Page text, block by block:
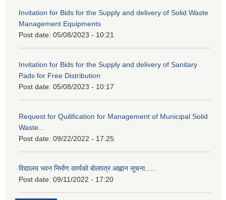
Invitation for Bids for the Supply and delivery of Solid Waste
Management Equipments
Post date: 05/08/2023 - 10:21
Invitation for Bids for the Supply and delivery of Sanitary
Pads for Free Distribution
Post date: 05/08/2023 - 10:17
Request for Quilification for Management of Municipal Solid
Waste...
Post date: 09/22/2022 - 17:25
विद्यालय भवन निर्माण कार्यको बोलपत्र आह्वान सूचना......
Post date: 09/11/2022 - 17:20